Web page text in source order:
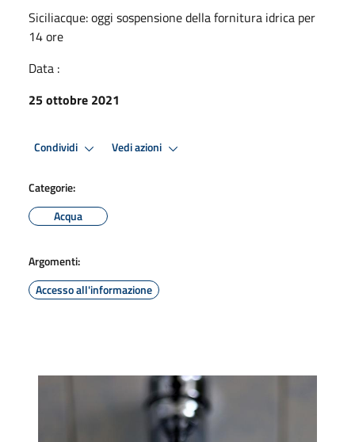
Siciliacque: oggi sospensione della fornitura idrica per
14 ore
Data :
25 ottobre 2021
Condividi Vedi azioni
Categorie:
Acqua
Argomenti:
Accesso all'informazione